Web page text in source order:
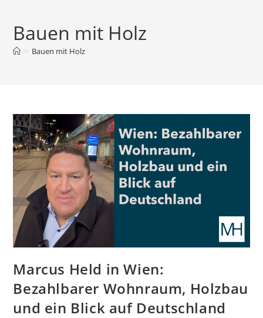
springen
Bauen mit Holz
> Bauen mit Holz
Marcus Held in Wien:
Bezahlbarer Wohnraum, Holzbau
und ein Blick auf Deutschland